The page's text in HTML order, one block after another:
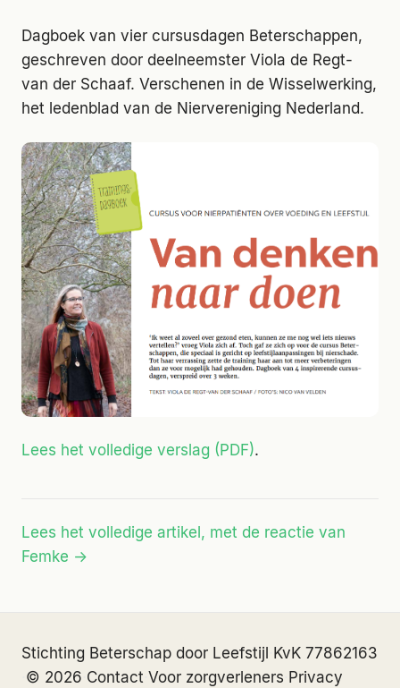
Dagboek van vier cursusdagen Beterschappen,
geschreven door deelneemster Viola de Regt-
van der Schaaf. Verschenen in de Wisselwerking,
het ledenblad van de Niervereniging Nederland.
Lees het volledige verslag (PDF).
Lees het volledige artikel, met de reactie van
Femke →
Stichting Beterschap door Leefstijl KvK 77862163
© 2026 Contact Voor zorgverleners Privacy